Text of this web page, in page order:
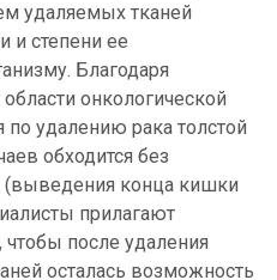
удаляемых тканей
и степени ее
Благодаря
онкологической
по удалению рака толстой
обходится без
конца кишки
прилагают
после удаления
осталась возможность